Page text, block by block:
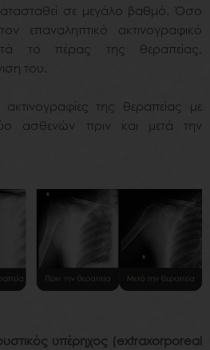
σε μεγάλο βαθμό. Όσο
επαναληπτικό ακτινογραφικό
το πέρας της θεραπείας,
του.
της θεραπείας με
ασθενών πριν και μετά την
υπέρηχος (extraxorporeal